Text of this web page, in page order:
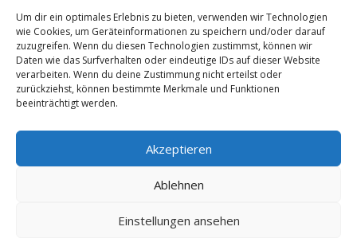
Um dir ein optimales Erlebnis zu bieten, verwenden wir Technologien
wie Cookies, um Geräteinformationen zu speichern und/oder darauf
zuzugreifen. Wenn du diesen Technologien zustimmst, können wir
Daten wie das Surfverhalten oder eindeutige IDs auf dieser Website
verarbeiten. Wenn du deine Zustimmung nicht erteilst oder
zurückziehst, können bestimmte Merkmale und Funktionen
beeinträchtigt werden.
Akzeptieren
Ablehnen
Einstellungen ansehen
Versicherungsunternehmen für Meerane:
1.6Positive Aspekte unsere Versicherung in
Meerane:
1.6.1Aktualisierte Policen mit Zertifikat:
No tags for this post.
Copyright 2026 by digi-versicherung.de - Versicherung in der Nähe |